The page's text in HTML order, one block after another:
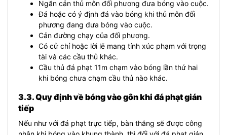
Ngăn cản thủ môn đối phương đưa bóng vào cuộc.
Đá hoặc có ý định đá vào bóng khi thủ môn đối
phương đang đưa bóng vào cuộc.
Cản đường chạy của đối phương.
Có cử chỉ hoặc lời lẽ mang tính xúc phạm với trọng
tài và các cầu thủ khác.
Cầu thủ đá phạt 11m chạm vào bóng lần thứ hai
khi bóng chưa chạm cầu thủ nào khác.
3.3. Quy định về bóng vào gôn khi đá phạt gián
tiếp
Nếu như với đá phạt trực tiếp, bàn thắng sẽ được công